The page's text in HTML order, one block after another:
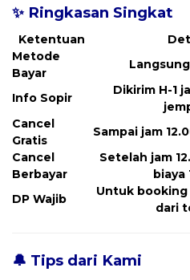
✨ Ringkasan Singkat
Ketentuan
Metode
Bayar
Info Sopir
Dikirim H-1
Cancel
Gratis
Sampai jam
Cancel
Berbayar
Setelah jam
biaya
DP Wajib
Untuk booking
dari
🔔 Tips dari Kami